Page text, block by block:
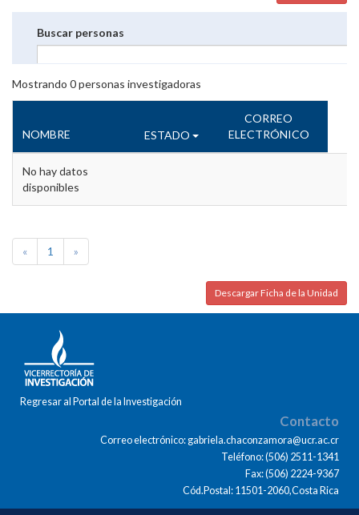
Buscar personas
Mostrando 0personas investigadoras
NOMBRE ESTADO
CORREO
ELECTRÓNICO
No hay datos
disponibles
« 1 »
Descargar Ficha de la Unidad
Regresar al Portal de la Investigación
Contacto
Correo electrónico: gabriela.chaconzamora@ucr.ac.cr
Teléfono: (506) 2511-1341
Fax: (506) 2224-9367
Cód.Postal: 11501-2060,Costa Rica